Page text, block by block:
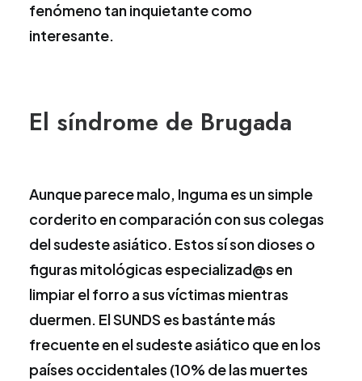
fenómeno tan inquietante como
interesante.
El síndrome de Brugada
Aunque parece malo, Inguma es un simple
corderito en comparación con sus colegas
del sudeste asiático. Estos sí son dioses o
figuras mitológicas especializad@s en
limpiar el forro a sus víctimas mientras
duermen. El SUNDS es bastánte más
frecuente en el sudeste asiático que en los
países occidentales (10% de las muertes